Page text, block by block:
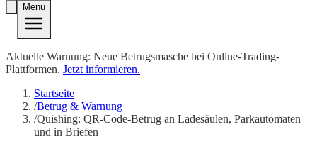
Menü
Aktuelle Warnung: Neue Betrugsmasche bei Online-Trading-
Plattformen. Jetzt informieren.
Startseite
/Betrug & Warnung
/Quishing: QR-Code-Betrug an Ladesäulen, Parkautomaten
und in Briefen